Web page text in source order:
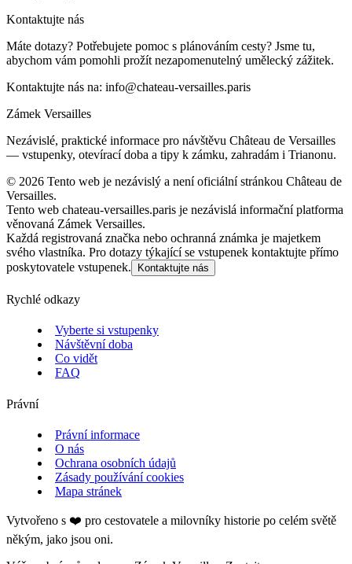
Kontaktujte nás
Máte dotazy? Potřebujete pomoc s plánováním cesty? Jsme tu,
abychom vám pomohli prožít nezapomenutelný umělecký zážitek.
Kontaktujte nás na: info@chateau-versailles.paris
Zámek Versailles
Nezávislé, praktické informace pro návštěvu Château de Versailles
— vstupenky, otevírací doba a tipy k zámku, zahradám i Trianonu.
© 2026 Tento web je nezávislý a není oficiální stránkou Château de
Versailles.
Tento web chateau-versailles.paris je nezávislá informační platforma
věnovaná Zámek Versailles.
Každá registrovaná značka nebo ochranná známka je majetkem
svého vlastníka. Pro dotazy týkající se vstupenek kontaktujte přímo
poskytovatele vstupenek.
Kontaktujte nás
Rychlé odkazy
Vyberte si vstupenky
Návštěvní doba
Co vidět
FAQ
Právní
Právní informace
O nás
Ochrana osobních údajů
Zásady používání cookies
Mapa stránek
Vytvořeno s ❤️ pro cestovatele a milovníky historie po celém světě
někým, jako jsou oni.